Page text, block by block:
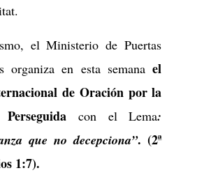
el Ministerio de Puertas
organiza en esta semanael
de Oración por la
con el Lema:
que no decepciona”. (2ª
1:7).